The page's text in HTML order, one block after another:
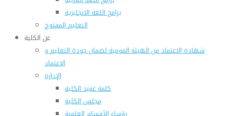
برامج اللغة الانجليزية
التعليم المفتوح
عن الكلية
شهادة الاعتماد من الهيئة القومية لضمان جودة التعليم و
الاعتماد
الإدارة
كلمة عميد الكلية
مجلس الكلية